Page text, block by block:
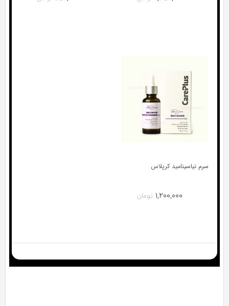
سرم نیاسینامید کرپلاس
۱,۲۰۰,۰۰۰ تومان